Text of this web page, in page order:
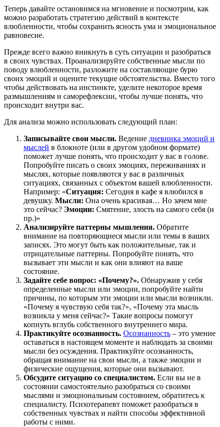
Теперь давайте остановимся на мгновение и посмотрим, как
можно разработать стратегию действий в контексте
влюбленности, чтобы сохранить ясность ума и эмоциональное
равновесие.
Прежде всего важно вникнуть в суть ситуации и разобраться
в своих чувствах. Проанализируйте собственные мысли по
поводу влюбленности, разложите на составляющие бурю
своих эмоций и оцените текущие обстоятельства. Вместо того
чтобы действовать на инстинкте, уделите некоторое время
размышлениям и саморефлексии, чтобы лучше понять, что
происходит внутри вас.
Для анализа можно использовать следующий план:
Записывайте свои мысли. Ведение дневника эмоций и
мыслей в блокноте (или в другом удобном формате)
поможет лучше понять, что происходит у вас в голове.
Попробуйте писать о своих эмоциях, переживаниях и
мыслях, которые появляются у вас в различных
ситуациях, связанных с объектом вашей влюбленности.
Например: «Ситуация: Сегодня в кафе я влюбился в
девушку. Мысли: Она очень красивая… Но зачем мне
это сейчас? Эмоции: Смятение, злость на самого себя (и
пр.)»
Анализируйте паттерны мышления. Обратите
внимание на повторяющиеся мысли или темы в ваших
записях. Это могут быть как положительные, так и
отрицательные паттерны. Попробуйте понять, что
вызывает эти мысли и как они влияют на ваше
состояние.
Задайте себе вопрос: «Почему?». Обнаружив у себя
определенные мысли или эмоции, попробуйте найти
причины, по которым эти эмоции или мысли возникли.
«Почему я чувствую себя так?», «Почему эта мысль
возникла у меня сейчас?» Такие вопросы помогут
копнуть вглубь собственного внутреннего мира.
Практикуйте осознанность. Осознанность – это умение
оставаться в настоящем моменте и наблюдать за своими
мысли без осуждения. Практикуйте осознанность,
обращая внимание на свои мысли, а также эмоции и
физические ощущения, которые они вызывают.
Обсудите ситуацию со специалистом. Если вы не в
состоянии самостоятельно разобраться со своими
мыслями и эмоциональным состоянием, обратитесь к
специалисту. Психотерапевт поможет разобраться в
собственных чувствах и найти способы эффективной
работы с ними.